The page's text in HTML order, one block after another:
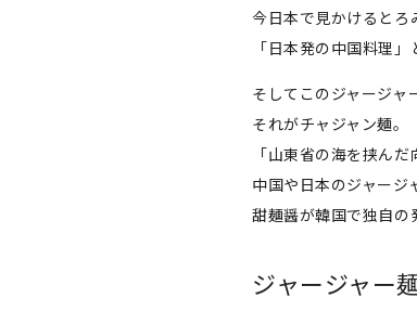
今日本で見かけるとろ
「日本発の中国料理」
そしてこのジャージャ
それがチャジャン麺。
「山東省の海を挟ん
中国や日本のジャージ
甜麺醤が韓国で独自の
ジャージャー